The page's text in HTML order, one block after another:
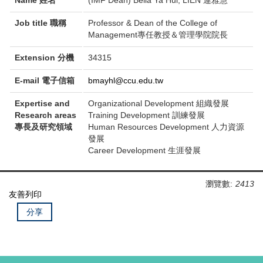
Job title 職稱
Professor & Dean of the College of
Management專任教授＆管理學院院長
Extension 分機 34315
E-mail 電子信箱 bmayhl@ccu.edu.tw
Expertise and
Research areas
專長及研究領域
Organizational Development 組織發展
Training Development 訓練發展
Human Resources Development 人力資源
發展
Career Development 生涯發展
瀏覽數: 2413
友善列印
分享